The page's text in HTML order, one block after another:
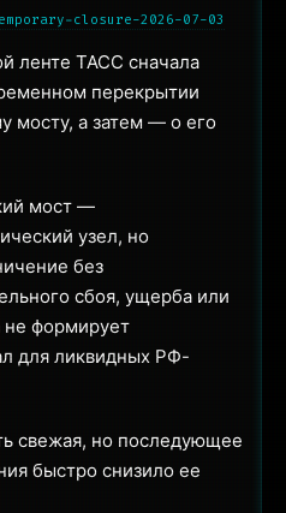
closure-2026-07-03
ленте ТАСС сначала
перекрытии
мосту, а затем — о его
мост —
узел, но
без
сбоя, ущерба или
не формирует
для ликвидных РФ-
свежая, но последующее
быстро снизило ее